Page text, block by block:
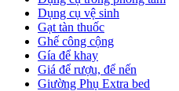
Dụng cụ vệ sinh
Gạt tàn thuốc
Ghế công cộng
Gía để khay
Giá để rượu, để nến
Giường Phụ Extra bed